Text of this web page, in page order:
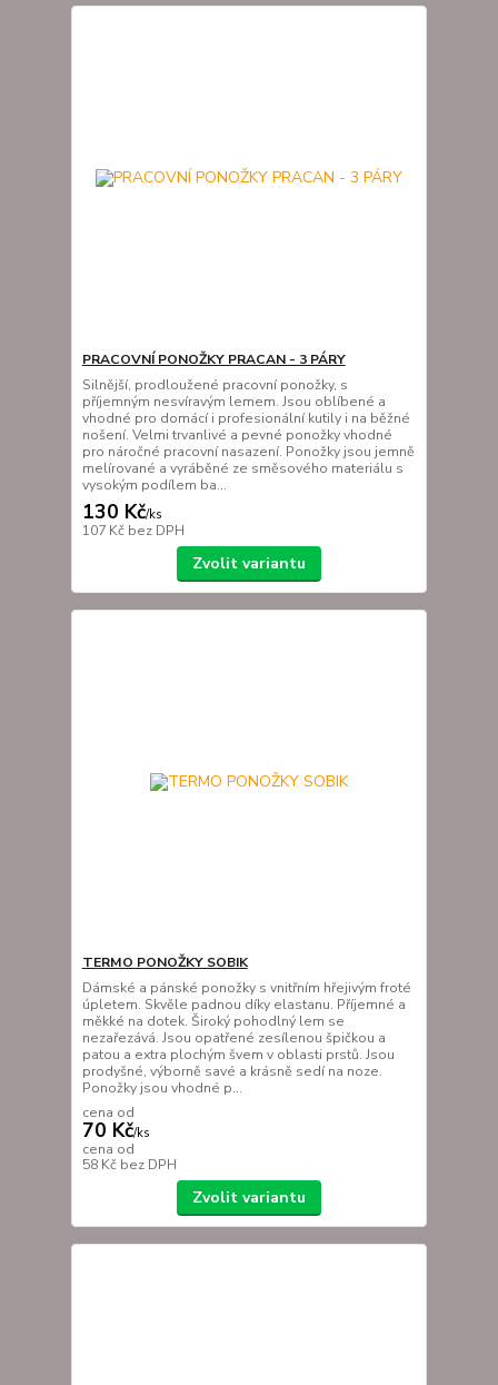
PRACOVNÍ PONOŽKY PRACAN - 3 PÁRY
Silnější, prodloužené pracovní ponožky, s
příjemným nesvíravým lemem. Jsou oblíbené a
vhodné pro domácí i profesionální kutily i na běžné
nošení. Velmi trvanlivé a pevné ponožky vhodné
pro náročné pracovní nasazení. Ponožky jsou jemně
melírované a vyráběné ze směsového materiálu s
vysokým podílem ba...
130 Kč/ks
107 Kč bez DPH
Zvolit variantu
TERMO PONOŽKY SOBIK
Dámské a pánské ponožky s vnitřním hřejivým froté
úpletem. Skvěle padnou díky elastanu. Příjemné a
měkké na dotek. Široký pohodlný lem se
nezařezává. Jsou opatřené zesílenou špičkou a
patou a extra plochým švem v oblasti prstů. Jsou
prodyšné, výborně savé a krásně sedí na noze.
Ponožky jsou vhodné p...
cena od
70 Kč/ks
cena od
58 Kč bez DPH
Zvolit variantu